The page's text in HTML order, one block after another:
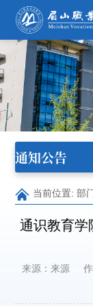
通知公告
当前位置:部
通识教育学
来源：来源